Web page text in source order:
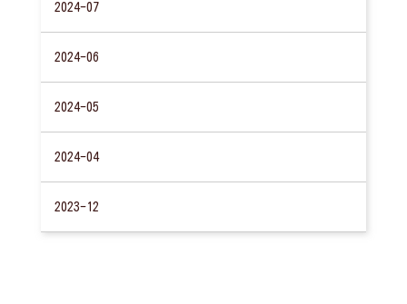
2024-07
2024-06
2024-05
2024-04
2023-12